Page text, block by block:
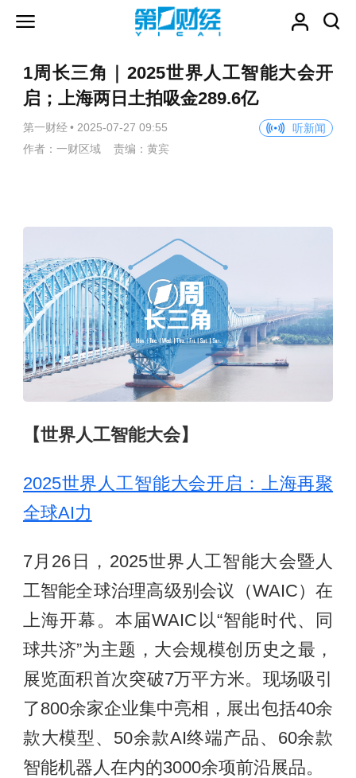
1周长三角｜2025世界人工智能大会开
启；上海两日土拍吸金289.6亿
第一财经 • 2025-07-27 09:55
听新闻
作者：一财区域 责编：黄宾
【世界人工智能大会】
2025世界人工智能大会开启：上海再聚
全球AI力
7月26日，2025世界人工智能大会暨人
工智能全球治理高级别会议（WAIC）在
上海开幕。本届WAIC以“智能时代、同
球共济”为主题，大会规模创历史之最，
展览面积首次突破7万平方米。现场吸引
了800余家企业集中亮相，展出包括40余
款大模型、50余款AI终端产品、60余款
智能机器人在内的3000余项前沿展品。